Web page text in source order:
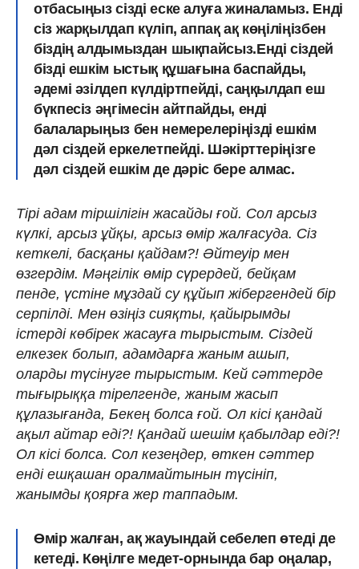
отбасыңыз сізді еске алуға жиналамыз. Енді
сіз жарқылдап күліп, аппақ ақ көңіліңізбен
біздің алдымыздан шықпайсыз.Енді сіздей
бізді ешкім ыстық құшағына баспайды,
әдемі әзілдеп күлдіртпейді, саңқылдап еш
бүкпесіз әңгімесін айтпайды, енді
балаларыңыз бен немерелеріңізді ешкім
дәл сіздей еркелетпейді. Шәкірттеріңізге
дәл сіздей ешкім де дәріс бере алмас.
Тірі адам тіршілігін жасайды ғой. Сол арсыз
күлкі, арсыз ұйқы, арсыз өмір жалғасуда. Сіз
кеткелі, басқаны қайдам?! Әйтеуір мен
өзгердім. Мәңгілік өмір сүрердей, бейқам
пенде, үстіне мұздай су құйып жібергендей бір
серпілді. Мен өзіңіз сияқты, қайырымды
істерді көбірек жасауға тырыстым. Сіздей
елкезек болып, адамдарға жаным ашып,
оларды түсінуге тырыстым. Кей сәттерде
тығырыққа тірелгенде, жаным жасып
құлазығанда, Бекең болса ғой. Ол кісі қандай
ақыл айтар еді?! Қандай шешім қабылдар еді?!
Ол кісі болса. Сол кезеңдер, өткен сәттер
енді ешқашан оралмайтынын түсініп,
жанымды қоярға жер таппадым.
Өмір жалған, ақ жауындай себелеп өтеді де
кетеді. Көңілге медет-орнында бар оңалар,